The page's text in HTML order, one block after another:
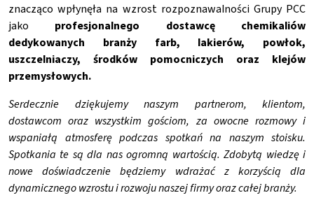
znacząco wpłynęła na wzrost rozpoznawalności Grupy PCC
jako profesjonalnego dostawcę chemikaliów
dedykowanych branży farb, lakierów, powłok,
uszczelniaczy, środków pomocniczych oraz klejów
przemysłowych.
Serdecznie dziękujemy naszym partnerom, klientom,
dostawcom oraz wszystkim gościom, za owocne rozmowy i
wspaniałą atmosferę podczas spotkań na naszym stoisku.
Spotkania te są dla nas ogromną wartością. Zdobytą wiedzę i
nowe doświadczenie będziemy wdrażać z korzyścią dla
dynamicznego wzrostu i rozwoju naszej firmy oraz całej branży.